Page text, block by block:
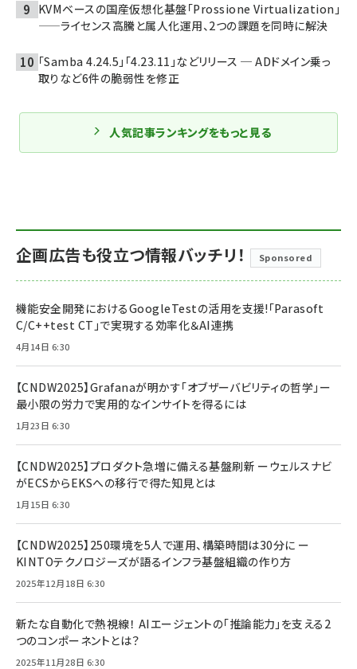
KVMベースの国産仮想化基盤「Prossione Virtualization」
——ライセンス高騰と属人化運用、2つの課題を同時に解決
「Samba 4.24.5」「4.23.11」などリリース ─ ADドメイン乗っ
取りなど6件の脆弱性を修正
人気記事ランキングをもっと見る
企画広告も役立つ情報バッチリ！ Sponsored
機能安全開発におけるGoogleTestの活用を支援!「Parasoft
C/C++test CT」で実現する効率化＆AI連携
4月14日 6:30
【CNDW2025】Grafanaが明かす「オブザーバビリティの哲学」ー
最小限の労力で実用的なインサイトを得るには
1月23日 6:30
【CNDW2025】プロダクト急増に備える基盤刷新 ーウェルスナビ
がECSからEKSへの移行で得た知見とは
1月15日 6:30
【CNDW2025】250環境を5人で運用、構築時間は30分に ー
KINTOテクノロジーズが語るインフラ基盤組織の作り方
2025年12月18日 6:30
新たな自動化で熱視線！ AIエージェントの「推論能力」を支える2
つのコンポーネントとは？
2025年11月28日 6:30